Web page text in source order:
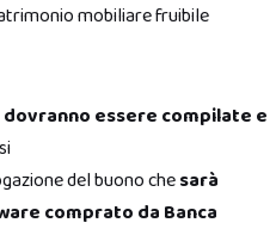
mobiliare fruibile
essere compilate e
del buono chesarà
comprato da Banca